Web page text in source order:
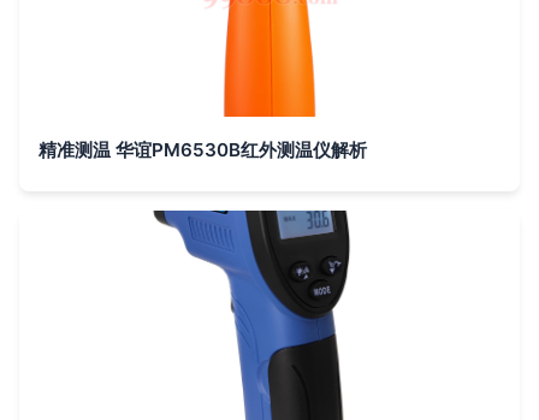
精准测温 华谊PM6530B红外测温仪解析